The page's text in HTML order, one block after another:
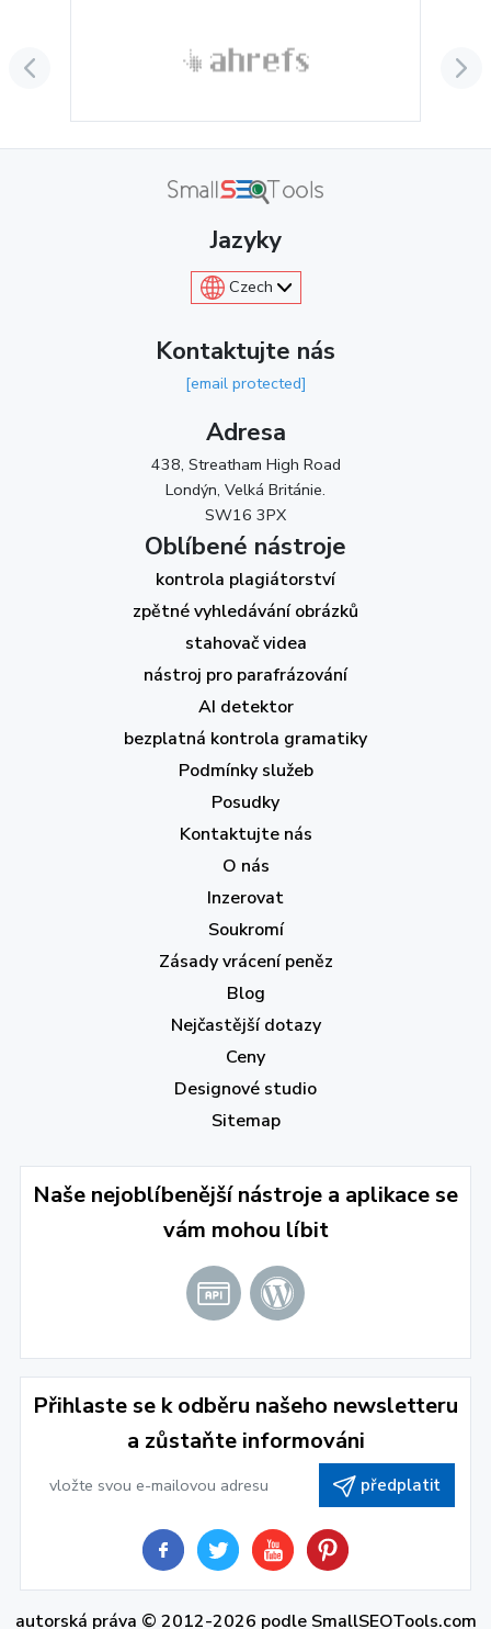
Jazyky
Czech
Kontaktujte nás
[email protected]
Adresa
438, Streatham High Road
Londýn, Velká Británie.
SW16 3PX
Oblíbené nástroje
kontrola plagiátorství
zpětné vyhledávání obrázků
stahovač videa
nástroj pro parafrázování
AI detektor
bezplatná kontrola gramatiky
Podmínky služeb
Posudky
Kontaktujte nás
O nás
Inzerovat
Soukromí
Zásady vrácení peněz
Blog
Nejčastější dotazy
Ceny
Designové studio
Sitemap
Naše nejoblíbenější nástroje a aplikace se
vám mohou líbit
Přihlaste se k odběru našeho newsletteru
a zůstaňte informováni
předplatit
autorská práva © 2012-2026 podle SmallSEOTools.com